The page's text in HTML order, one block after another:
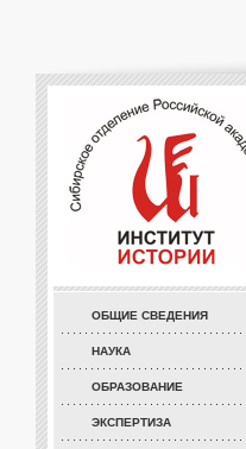
ОБЩИЕ СВЕДЕНИЯ
НАУКА
ОБРАЗОВАНИЕ
ЭКСПЕРТИЗА